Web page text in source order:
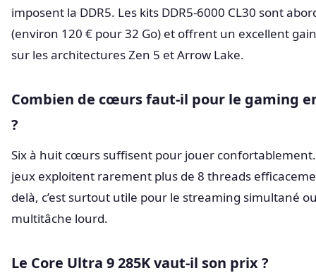
imposent la DDR5. Les kits DDR5-6000 CL30 sont
(environ 120 € pour 32 Go) et offrent un excellent
sur les architectures Zen 5 et Arrow Lake.
Combien de cœurs faut-il pour le gaming
?
Six à huit cœurs suffisent pour jouer
jeux exploitent rarement plus de 8 threads
delà, c’est surtout utile pour le streaming simultané
multitâche lourd.
Le Core Ultra 9 285K vaut-il son prix ?